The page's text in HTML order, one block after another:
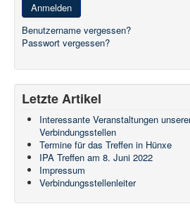
Anmelden
Benutzername vergessen?
Passwort vergessen?
Letzte Artikel
Interessante Veranstaltungen
Verbindungsstellen
Termine für das Treffen in Hünxe
IPA Treffen am 8. Juni 2022
Impressum
Verbindungsstellenleiter